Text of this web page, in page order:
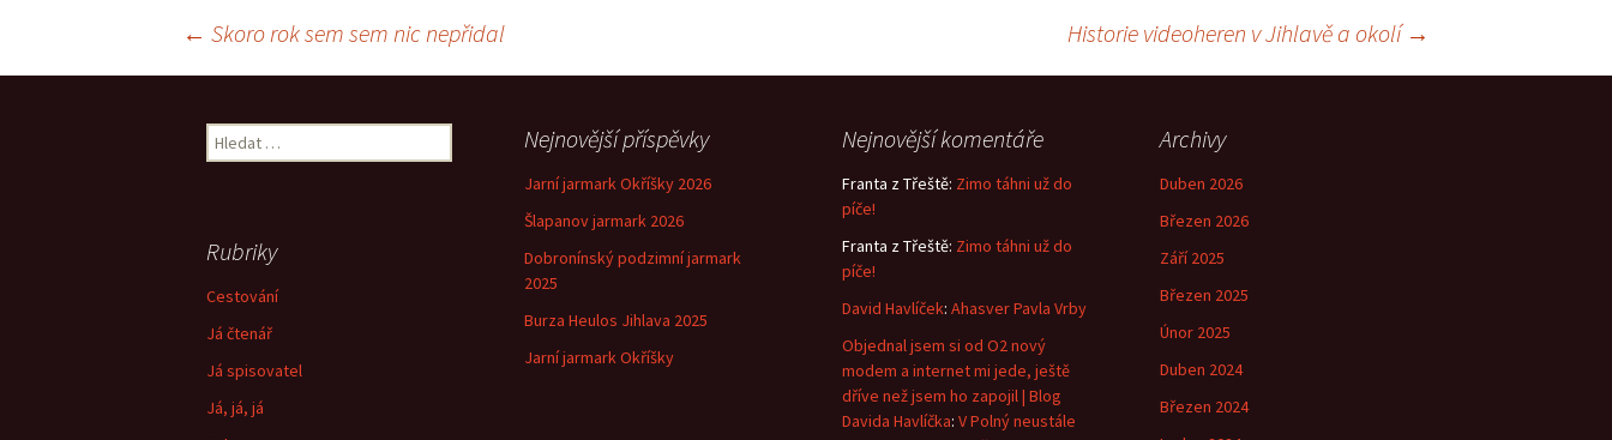
Navigace
← Skoro rok sem sem nic nepřidal Historie videoheren v Jihlavě a okolí →
Vyhledávání Nejnovější příspěvky
Jarní jarmark Okříšky 2026
Šlapanov jarmark 2026
Dobronínský podzimní jarmark
2025
Burza Heulos Jihlava 2025
Jarní jarmark Okříšky
Nejnovější komentáře
Franta z Třeště: Zimo táhni už do
píče!
Franta z Třeště: Zimo táhni už do
píče!
David Havlíček: Ahasver Pavla Vrby
Objednal jsem si od O2 nový
modem a internet mi jede, ještě
dříve než jsem ho zapojil | Blog
Davida Havlíčka: V Polný neustále
Archivy
Duben 2026
Březen 2026
Září 2025
Březen 2025
Únor 2025
Duben 2024
Březen 2024
Rubriky
Cestování
Já čtenář
Já spisovatel
Já, já, já